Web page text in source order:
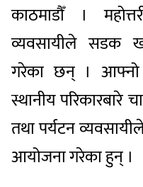
काठमाडौँ ।
व्यवसायीले सडक
गरेका छन् । आफ्नो
स्थानीय परिकारबारे
तथा पर्यटन
आयोजना गरेका हुन् ।